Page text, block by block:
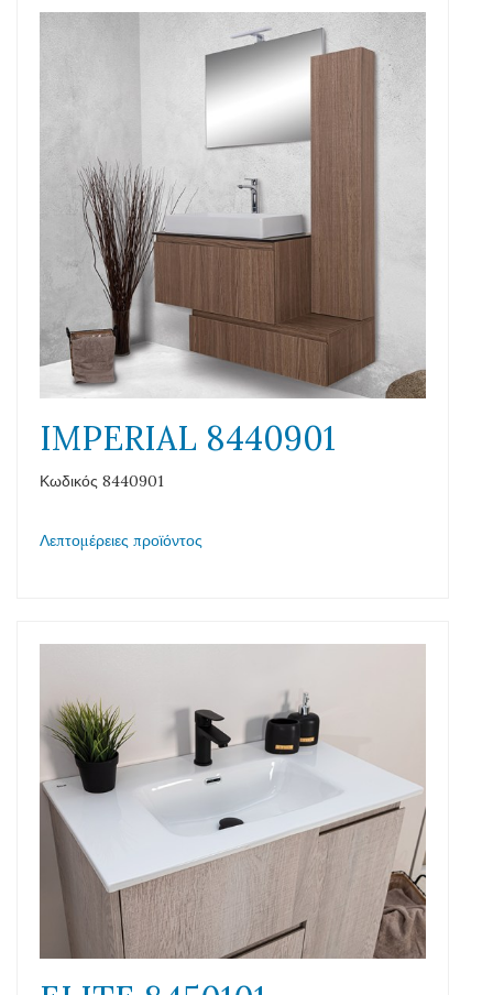
IMPERIAL 8440901
Κωδικός 8440901
Λεπτομέρειες προϊόντος